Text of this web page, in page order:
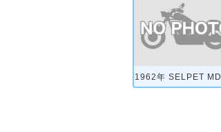
1962年 SELPET MD